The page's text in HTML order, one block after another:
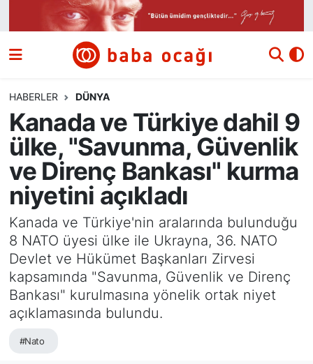
HABERLER DÜNYA
Kanada ve Türkiye dahil 9
ülke, "Savunma, Güvenlik
ve Direnç Bankası" kurma
niyetini açıkladı
Kanada ve Türkiye'nin aralarında bulunduğu
8 NATO üyesi ülke ile Ukrayna, 36. NATO
Devlet ve Hükümet Başkanları Zirvesi
kapsamında "Savunma, Güvenlik ve Direnç
Bankası" kurulmasına yönelik ortak niyet
açıklamasında bulundu.
#Nato
Siyaset
Ekonomi
Dünya
Kültür ve Sanat
Eğitim
Bilim ve Teknoloji
Yazı Dizisi
Nöbetçi Eczaneler
Hava Durumu
Namaz Vakitleri
Trafik Durumu
Süper Lig Puan Durumu ve Fikstür
Tüm Manşetler
Son Dakika Haberleri
Haber Arşivi